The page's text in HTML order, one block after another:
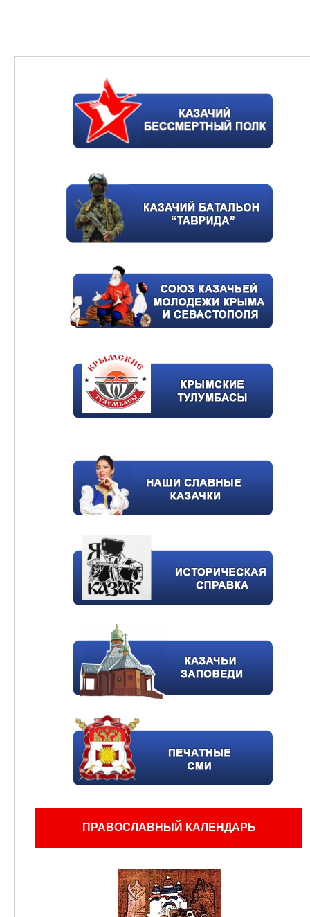
ПРАВОСЛАВНЫЙ КАЛЕНДАРЬ